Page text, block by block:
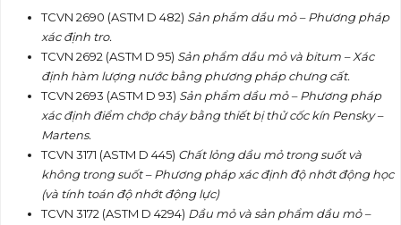
TCVN 2690 (ASTM D 482) Sản phẩm dầu mỏ – Phương pháp
xác định tro.
TCVN 2692 (ASTM D 95) Sản phẩm dầu mỏ và bitum – Xác
định hàm lượng nước bằng phương pháp chưng cất.
TCVN 2693 (ASTM D 93) Sản phẩm dầu mỏ – Phương pháp
xác định điểm chớp cháy bằng thiết bị thử cốc kín Pensky –
Martens.
TCVN 3171 (ASTM D 445) Chất lỏng dầu mỏ trong suốt và
không trong suốt – Phương pháp xác định độ nhớt động học
(và tính toán độ nhớt động lực)
TCVN 3172 (ASTM D 4294) Dầu mỏ và sản phẩm dầu mỏ –